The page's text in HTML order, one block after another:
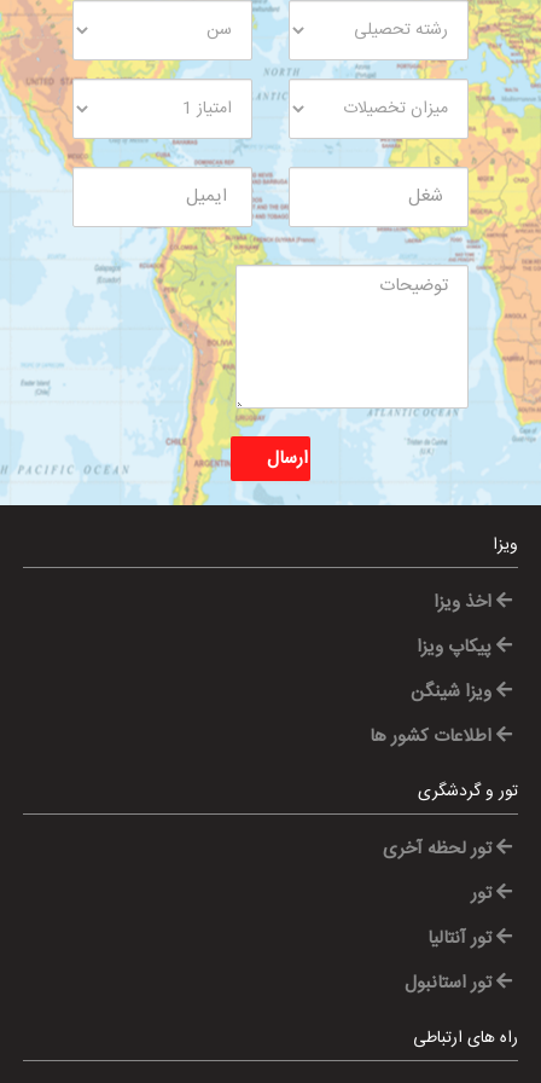
لازم به ذکر است که این ارزیابی کاملاً رایگان می باشد و شما با پر
کردن فرم زیر می توانید از خدمات مشاوره رایگان ایران ویزا استفاده
کنید.
ارسال
ویزا
اخذ ویزا
پیکاپ ویزا
ویزا شینگن
اطلاعات کشور ها
تور و گردشگری
تور لحظه آخری
تور
تور آنتالیا
تور استانبول
راه های ارتباطی